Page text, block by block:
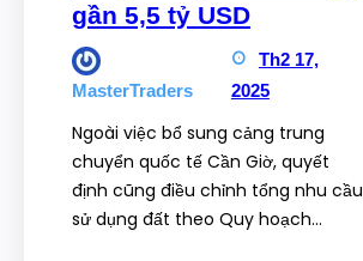
gần 5,5 tỷ USD
MasterTraders
Th2 17,
2025
Ngoài việc bổ sung cảng trung
chuyển quốc tế Cần Giờ, quyết
định cũng điều chỉnh tổng nhu cầu
sử dụng đất theo Quy hoạch…